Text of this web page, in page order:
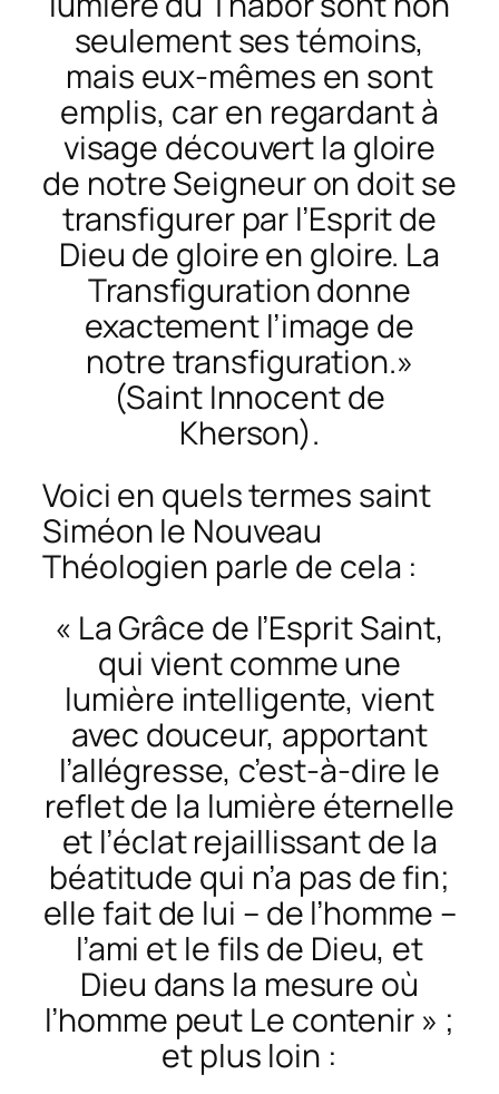
seulement ses témoins,
mais eux-mêmes en sont
emplis, car en regardant à
visage découvert la gloire
de notre Seigneur on doit se
transfigurer par l’Esprit de
Dieu de gloire en gloire. La
Transfiguration donne
exactement l’image de
notre transfiguration.»
(Saint Innocent de
Kherson).
Voici en quels termes saint
Siméon le Nouveau
Théologien parle de cela :
« La Grâce de l’Esprit Saint,
qui vient comme une
lumière intelligente, vient
avec douceur, apportant
l’allégresse, c’est-à-dire le
reflet de la lumière éternelle
et l’éclat rejaillissant de la
béatitude qui n’a pas de fin;
elle fait de lui – de l’homme –
l’ami et le fils de Dieu, et
Dieu dans la mesure où
l’homme peut Le contenir » ;
et plus loin :